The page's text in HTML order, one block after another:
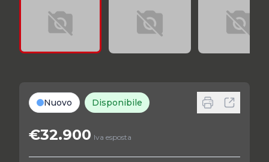
Nuovo Disponibile
€32.900 Iva esposta